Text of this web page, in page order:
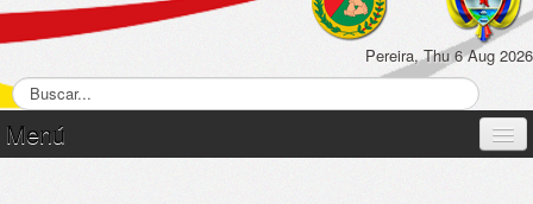
Pereira, Thu 6 Aug 2026
Menú